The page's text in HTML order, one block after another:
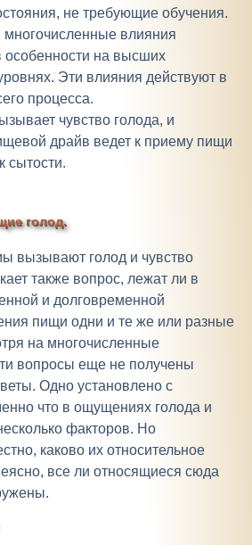
не требующие обучения.
многочисленные влияния
особенности на высших
Эти влияния действуют в
процесса.
чувство голода, и
драйв ведет к приему пищи
сытости.
голод.
вызывают голод и чувство
также вопрос, лежат ли в
и долговременной
пищи одни и те же или разные
на многочисленные
вопросы еще не получены
Одно установлено с
что в ощущениях голода и
факторов. Но
каково их относительное
все ли относящиеся сюда